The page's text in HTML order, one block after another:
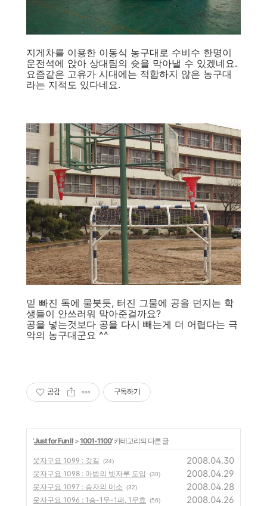
지게차를 이용한 이동식 농구대로 수비수 한명이
운전석에 앉아 상대팀의 슛을 막아낼 수 있겠네요.
요즘같은 고유가 시대에는 적합하지 않은 농구대
라는 지적도 있다네요.
밑 빠진 독에 물붓듯, 터진 그물에 공을 던지는 학
생들이 안쓰러워 막아준걸까요?
공을 넣는것보다 공을 다시 빼는게 더 어렵다는 극
악의 농구대군요 ^^
공감 구독하기
'Just for Fun Ⅱ >1001-1100' 카테고리의 다른 글
웃자구요 1099 : 갓길 (24) 2008.04.30
웃자구요 1098 : 마법의 빗자루 도입 (30) 2008.04.29
웃자구요 1097 : 승자의 미소 (32) 2008.04.28
웃자구요 1096 : 1승-1무-1패, 1무효 (56) 2008.04.26